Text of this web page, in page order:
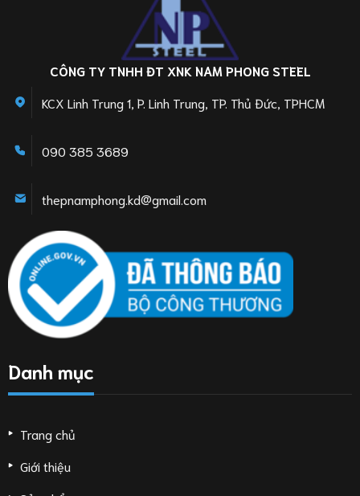
CÔNG TY TNHH ĐT XNK NAM PHONG STEEL
KCX Linh Trung 1, P. Linh Trung, TP. Thủ Đức, TPHCM
090 385 3689
thepnamphong.kd@gmail.com
Danh mục
Trang chủ
Giới thiệu